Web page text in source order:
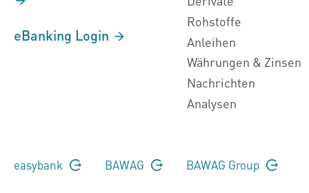
eBanking Login
Rohstoffe
Anleihen
Währungen & Zinsen
Nachrichten
Analysen
easybank BAWAG BAWAG Group